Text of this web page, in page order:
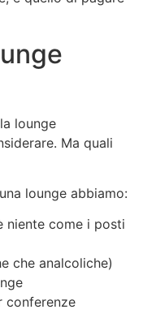
lounge
Ma quali
lounge abbiamo:
niente come i posti
che analcoliche)
conferenze